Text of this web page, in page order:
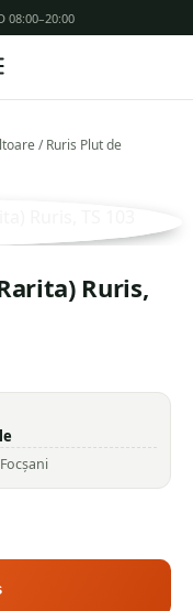
08:00–20:00
/ Ruris Plut de
Ruris,